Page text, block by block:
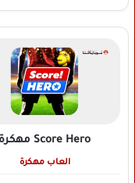
Score Hero مهكرة
العاب مهكرة